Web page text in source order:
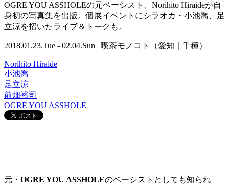
OGRE YOU ASSHOLEの元ベーシスト、Norihito Hiraideが自
身初の写真集を出版。個展イベントにシラオカ・小池喬、足
立涼を招いたライブ＆トークも。
2018.01.23.Tue - 02.04.Sun | 喫茶モノコト（愛知｜千種）
Norihito Hiraide
小池喬
足立涼
前畑裕司
OGRE YOU ASSHOLE
元・ OGRE YOU ASSHOLEのベーシストとしても知られ